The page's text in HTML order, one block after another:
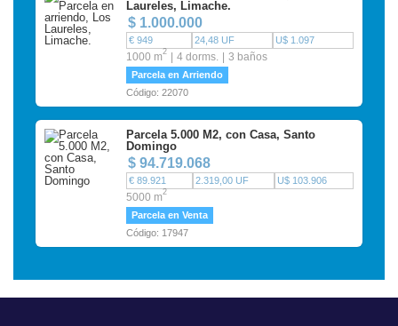
Laureles, Limache.
$ 1.000.000
€ 949 24,48 UF U$ 1.097
1000 m2 4 dorms. 3 baños
Parcela en Arriendo
Código: 22070
Parcela 5.000 M2, con Casa, Santo
Domingo
$ 94.719.068
€ 89.921 2.319,00 UF U$ 103.906
5000 m2
Parcela en Venta
Código: 17947